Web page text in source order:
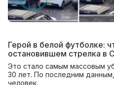
Герой в белой футболке:
остановившем стрелка в
Это стало самым массовым
30 лет. По последним
человек.